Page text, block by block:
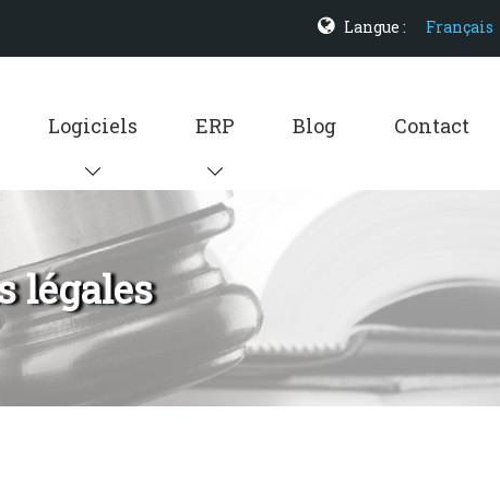
Langue : Français
Logiciels ERP Blog Contact
légales